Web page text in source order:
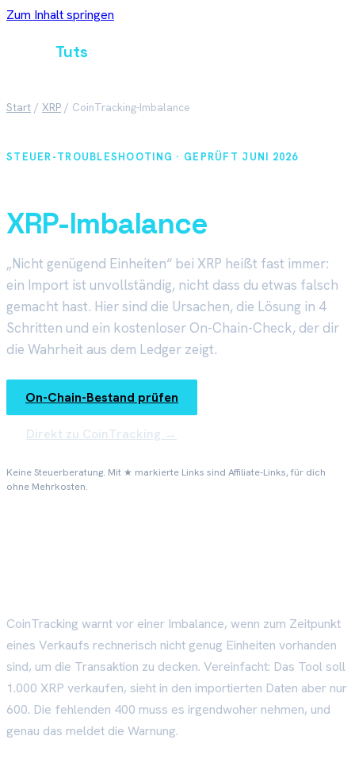
Zum Inhalt springen
Tuts
Start / XRP / CoinTracking-Imbalance
STEUER-TROUBLESHOOTING · GEPRÜFT JUNI 2026
XRP-Imbalance
„Nicht genügend Einheiten“ bei XRP heißt fast immer:
ein Import ist unvollständig, nicht dass du etwas falsch
gemacht hast. Hier sind die Ursachen, die Lösung in 4
Schritten und ein kostenloser On-Chain-Check, der dir
die Wahrheit aus dem Ledger zeigt.
On-Chain-Bestand prüfen
Direkt zu CoinTracking →
Keine Steuerberatung. Mit ★ markierte Links sind Affiliate-Links, für dich
ohne Mehrkosten.
CoinTracking warnt vor einer Imbalance, wenn zum Zeitpunkt
eines Verkaufs rechnerisch nicht genug Einheiten vorhanden
sind, um die Transaktion zu decken. Vereinfacht: Das Tool soll
1.000 XRP verkaufen, sieht in den importierten Daten aber nur
600. Die fehlenden 400 muss es irgendwoher nehmen, und
genau das meldet die Warnung.